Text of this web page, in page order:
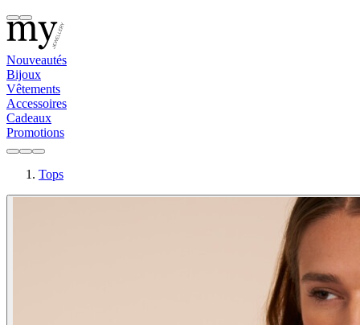
Nouveautés
Bijoux
Vêtements
Accessoires
Cadeaux
Promotions
Tops